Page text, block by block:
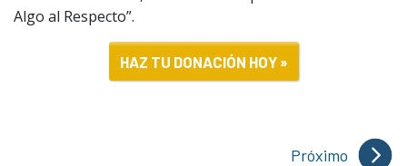
Algo al Respecto”.
HAZ TU DONACIÓN HOY »
Próximo